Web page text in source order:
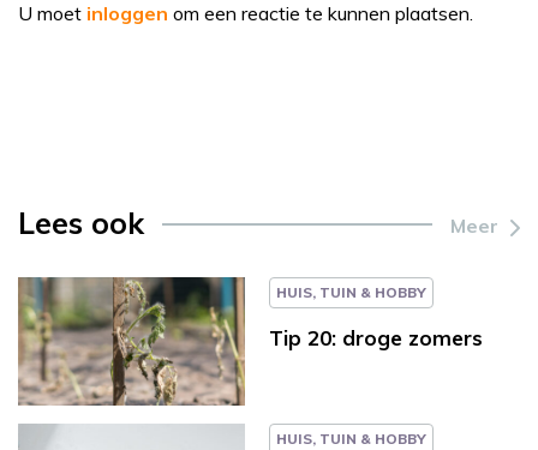
U moet inloggen om een reactie te kunnen plaatsen.
Lees ook Meer
HUIS, TUIN & HOBBY
Tip 20: droge zomers
HUIS, TUIN & HOBBY